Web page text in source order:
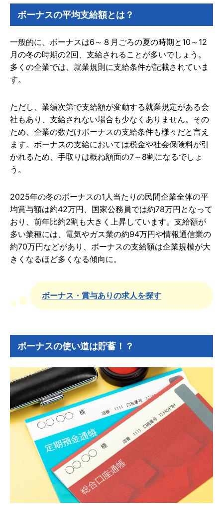
ボーナスの平均支給額とは？
一般的に、ボーナスは6～８月ごろの夏の時期と10～12
月の冬の時期の2回、支給されることが多いでしょう。
多くの企業では、就業規則に支給条件が記載されていま
す。
ただし、業績次第で支給額が変動する就業規定がある会
社もあり、支給されない場合も少なくありません。その
ため、企業の数だけボーナスの支給条件も様々だと言え
ます。 ボーナスの支給においては税金や社会保険料が引
かれるため、手取りは概ね額面の7～8割になるでしょ
う。
2025年の冬のボーナスの1人当たりの民間企業全体の平
均賞与額は約42万円、国家公務員では約78万円となって
おり、前年比約2割も大きく上昇しています。支給額が
多い業種には、電気やガス業の約94万円や情報通信業の
約70万円などがあり、ボーナスの支給額は企業規模が大
きくなるほど多くなる傾向に。
ボーナス・賞与ありの求人を探す
ボーナスの使い道は貯蓄！？